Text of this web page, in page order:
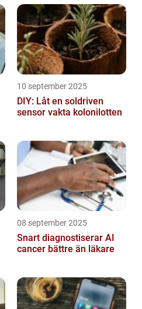
10 september 2025
DIY: Låt en soldriven
sensor vakta kolonilotten
08 september 2025
Snart diagnostiserar AI
cancer bättre än läkare